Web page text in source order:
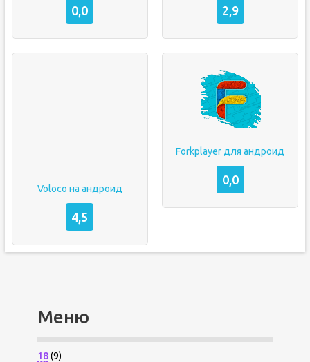
0,0 2,9
Voloco на андроид
4,5
Forkplayer для андроид
0,0
Меню
18(9)